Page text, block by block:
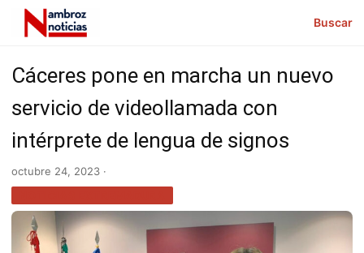
Buscar
Cáceres pone en marcha un nuevo
servicio de videollamada con
intérprete de lengua de signos
octubre 24, 2023 ·